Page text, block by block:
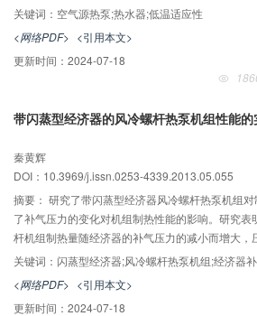
究，分析了空气源热泵在低温环境下存在的弊端，
从新型工质替代问题，相变材料与空气源热泵的
发方面对今后的研究方向作出展望。
关键词： 空气源热泵;热水器;低温适应性
<网络PDF> <引用本文>
更新时间： 2024-07-18
带闪蒸型经济器的风冷螺杆热泵机组性能
秦黄辉
DOI：10.3969/j.issn.0253-4339.2013.05.055
摘要： 研究了带闪蒸型经济器风冷螺杆热泵机组
了补气压力的变化对机组制热性能的影响。研究表
杆机组制热量随经济器的补气压力的减小而增大，
气压力的减小而增大，压缩机的COP随着经济器的
低，存在最佳效率的补气压力点。实验测试了比
补气压力对机组性能的影响，理论计算结果和实测
关键词： 闪蒸型经济器;风冷螺杆热泵机组;经济器
<网络PDF> <引用本文>
更新时间： 2024-07-18